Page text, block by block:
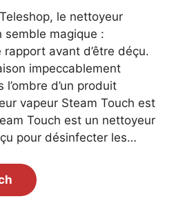
le nettoyeur
semble magique :
avant d’être déçu.
impeccablement
d’un produit
vapeur Steam Touch est
Touch est un nettoyeur
pour désinfecter les…